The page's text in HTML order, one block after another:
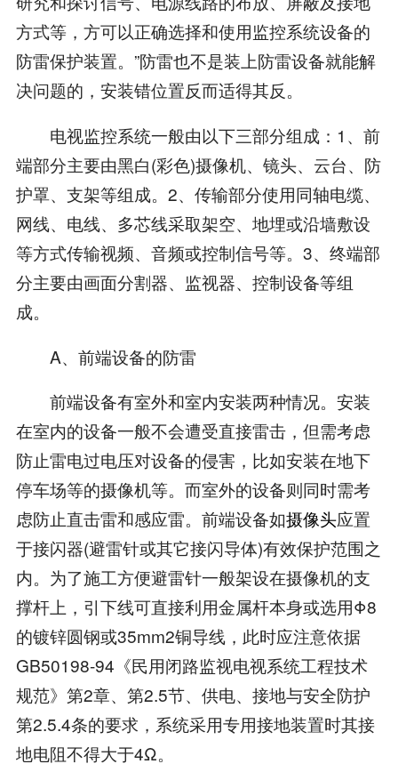
方式等，方可以正确选择和使用监控系统设备的
防雷保护装置。”防雷也不是装上防雷设备就能解
决问题的，安装错位置反而适得其反。
电视监控系统一般由以下三部分组成：1、前
端部分主要由黑白(彩色)摄像机、镜头、云台、防
护罩、支架等组成。2、传输部分使用同轴电缆、
网线、电线、多芯线采取架空、地埋或沿墙敷设
等方式传输视频、音频或控制信号等。3、终端部
分主要由画面分割器、监视器、控制设备等组
成。
A、前端设备的防雷
前端设备有室外和室内安装两种情况。安装
在室内的设备一般不会遭受直接雷击，但需考虑
防止雷电过电压对设备的侵害，比如安装在地下
停车场等的摄像机等。而室外的设备则同时需考
虑防止直击雷和感应雷。前端设备如摄像头应置
于接闪器(避雷针或其它接闪导体)有效保护范围之
内。为了施工方便避雷针一般架设在摄像机的支
撑杆上，引下线可直接利用金属杆本身或选用Φ8
的镀锌圆钢或35mm2铜导线，此时应注意依据
GB50198-94《民用闭路监视电视系统工程技术
规范》第2章、第2.5节、供电、接地与安全防护
第2.5.4条的要求，系统采用专用接地装置时其接
地电阻不得大于4Ω。